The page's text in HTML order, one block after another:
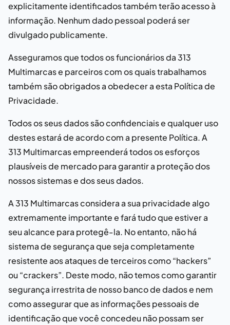
explicitamente identificados também terão acesso à
informação. Nenhum dado pessoal poderá ser
divulgado publicamente.
Asseguramos que todos os funcionários da313
Multimarcase parceiros com os quais trabalhamos
também são obrigados a obedecer a esta Política de
Privacidade.
Todos os seus dados são confidenciais e qualquer uso
destes estará de acordo com a presente Política. A
313 Multimarcasempreenderá todos os esforços
plausíveis de mercado para garantir a proteção dos
nossos sistemas e dos seus dados.
A313 Multimarcasconsidera a sua privacidade algo
extremamente importante e fará tudo que estiver a
seu alcance para protegê-la. No entanto, não há
sistema de segurança que seja completamente
resistente aos ataques de terceiros como “hackers”
ou “crackers”. Deste modo, não temos como garantir
segurança irrestrita de nosso banco de dados e nem
como assegurar que as informações pessoais de
identificação que você concedeu não possam ser